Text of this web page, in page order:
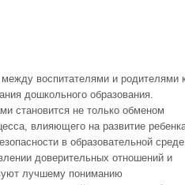
воспитателями и родителями
дошкольного образования.
становится не только обменом
влияющего на развитие
в образовательной
доверительных отношений и
лучшему пониманию